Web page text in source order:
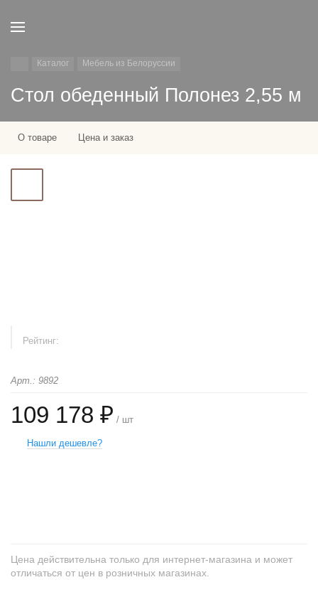
Каталог Мебель из Белоруссии
Стол обеденный Полонез 2,55 м
О товаре Цена и заказ
Рейтинг:
Арт.: 9892
109 178 ₽ / шт
Нашли дешевле?
Цена действительна только для интернет-магазина и может
отличаться от цен в розничных магазинах.